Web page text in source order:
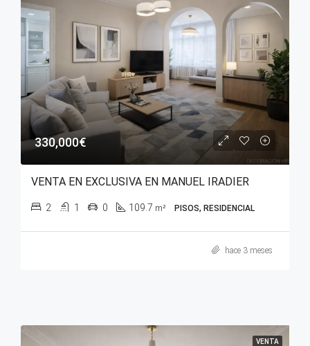
330,000€
VENTA EN EXCLUSIVA EN MANUEL IRADIER
2 1 0 109.7 m² PISOS, RESIDENCIAL
hace 3 meses
VENTA